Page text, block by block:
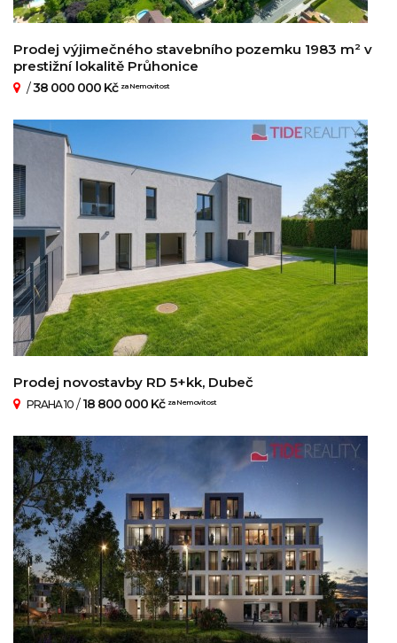
Prodej výjimečného stavebního pozemku 1983 m² v
prestižní lokalitě Průhonice
/38 000 000 Kč za Nemovitost
Prodej novostavby RD 5+kk, Dubeč
PRAHA 10 /18 800 000 Kč za Nemovitost